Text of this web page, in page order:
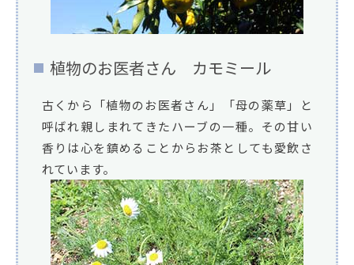
植物のお医者さん カモミール
古くから「植物のお医者さん」「母の薬草」と
呼ばれ親しまれてきたハーブの一種。その甘い
香りは心を鎮めることからお茶としても愛飲さ
れています。